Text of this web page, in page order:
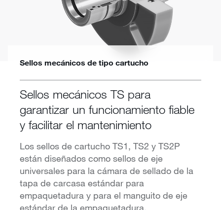
Sellos mecánicos de tipo cartucho
Sellos mecánicos TS para
garantizar un funcionamiento fiable
y facilitar el mantenimiento
Los sellos de cartucho TS1, TS2 y TS2P
están diseñados como sellos de eje
universales para la cámara de sellado de la
tapa de carcasa estándar para
empaquetadura y para el manguito de eje
estándar de la empaquetadura.